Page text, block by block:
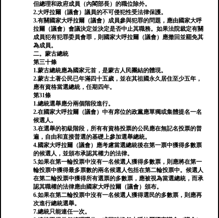
但總理和政府成員（內閣部長）的職位除外。
2.大呼拉爾（議會）議員的不可侵犯性受法律保護。
3.有關國家大呼拉爾（議會）成員參與犯罪的問題，應由國家大呼
拉爾（議會）會議決定並決定是否中止其職務。如果法院裁定有關
成員犯有犯罪委員會罪，則國家大呼拉爾（議會）應撤回並罷免其
為成員。
二。蒙古總統
第三十條
1.蒙古總統應為國家元首，是蒙古人民團結的體現。
2.蒙古土著公民已年滿四十五歲，並在其祖國永久居住至少五年，
應有資格當選總統，任期四年。
第31條
1.總統選舉應分兩個階段進行。
2.在國家大呼拉爾（議會）中有席位的政黨應單獨或集體提名一名
候選人。
3.在選舉的初級階段，所有有資格投票的公民應在無記名投票的普
遍，自由和直接普選的基礎上參加選舉總統。
4.國家大呼拉爾（議會）應考慮當選總統後在第一票中獲得多數票
的候選人，並頒布承認其權力的法律。
5.如果在第一輪投票中沒有一名候選人獲得多數票，則應將在第一
輪投票中獲得最多票數的兩名候選人包括在第二輪投票中。候選人
在第二輪投票中獲得所有選票的多數票，應被視為當選總統，而承
認其職權的法律應由國家大呼拉爾（議會）頒布。
6.如果在第二輪投票中沒有一名候選人獲得選民的多數票，則應再
次進行總統選舉。
7.總統只能連任一次。